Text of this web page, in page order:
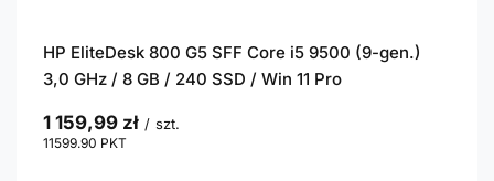
HP EliteDesk 800 G5 SFF Core i5 9500 (9-gen.)
3,0 GHz / 8 GB / 240 SSD / Win 11 Pro
1 159,99 zł / szt.
11599.90 PKT